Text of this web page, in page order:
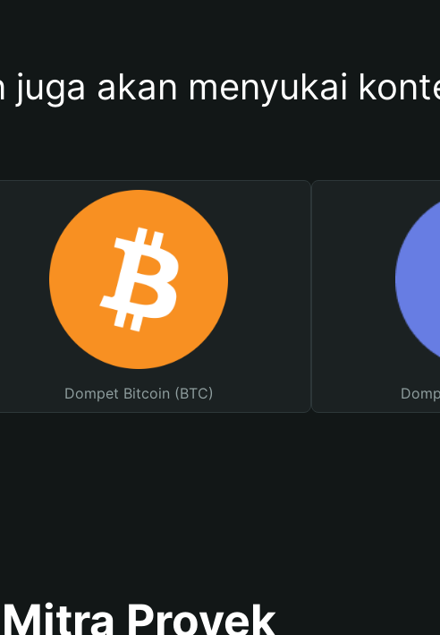
juga akan menyukai
Dompet Bitcoin (BTC)
Mitra Proyek